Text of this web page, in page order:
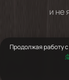
и не
Продолжая работу